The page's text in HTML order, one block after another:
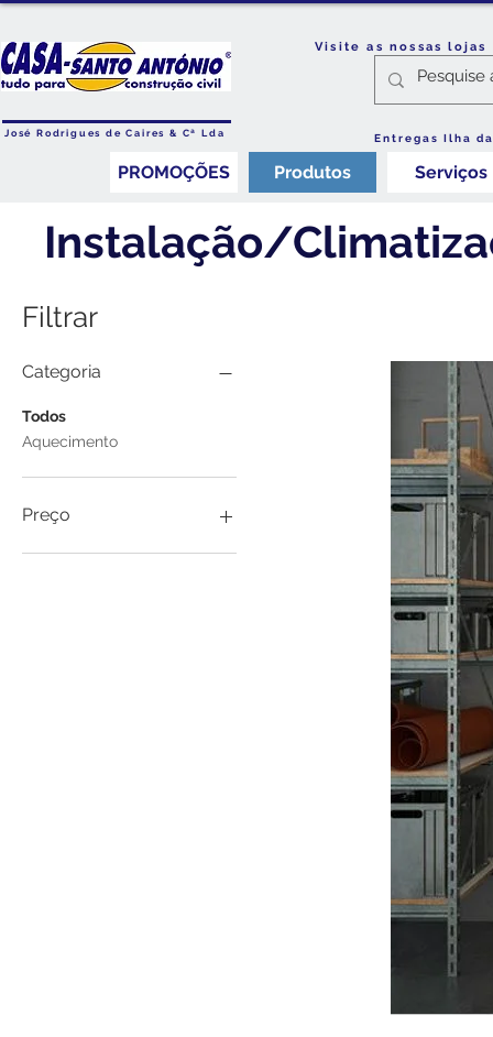
Visite as nossas
José Rodrigues de Caires & Cª Lda Entregas Ilha
PROMOÇÕES Produtos Serviços
Instalação/
Filtrar
Categoria
Todos
Aquecimento
Preço